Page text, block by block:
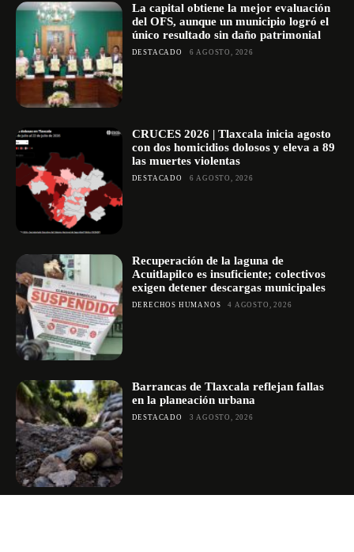
La capital obtiene la mejor evaluación
del OFS, aunque un municipio logró el
único resultado sin daño patrimonial
DESTACADO 6 AGOSTO, 2026
CRUCES 2026 | Tlaxcala inicia agosto
con dos homicidios dolosos y eleva a 89
las muertes violentas
DESTACADO 6 AGOSTO, 2026
Recuperación de la laguna de
Acuitlapilco es insuficiente; colectivos
exigen detener descargas municipales
DERECHOS HUMANOS 4 AGOSTO, 2026
Barrancas de Tlaxcala reflejan fallas
en la planeación urbana
DESTACADO 3 AGOSTO, 2026